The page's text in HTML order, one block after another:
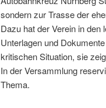
sondern zur Trasse der
Dazu hat der Verein in
Unterlagen und
kritischen Situation, sie
In der Versammlung
Thema.